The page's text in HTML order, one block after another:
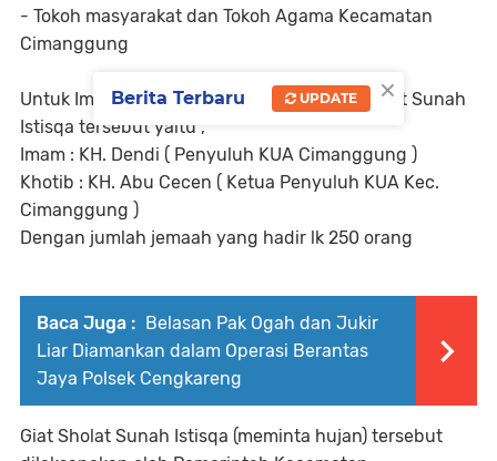
- Tokoh masyarakat dan Tokoh Agama Kecamatan
Cimanggung
Untuk Imam dan Khotib dalam Kegiatan Sholat Sunah
Istisqa tersebut yaitu ,
Imam : KH. Dendi ( Penyuluh KUA Cimanggung )
Khotib : KH. Abu Cecen ( Ketua Penyuluh KUA Kec.
Cimanggung )
Dengan jumlah jemaah yang hadir lk 250 orang
Baca Juga : Belasan Pak Ogah dan Jukir
Liar Diamankan dalam Operasi Berantas
Jaya Polsek Cengkareng
Giat Sholat Sunah Istisqa (meminta hujan) tersebut
×
Berita Terbaru UPDATE